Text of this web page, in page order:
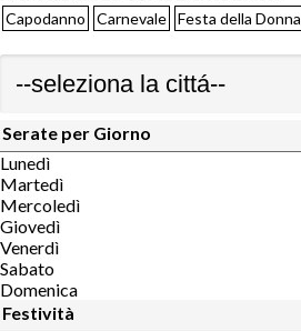
Capodanno Carnevale Festa della Donna
Serate per Giorno
Lunedì
Martedì
Mercoledì
Giovedì
Venerdì
Sabato
Domenica
Festività